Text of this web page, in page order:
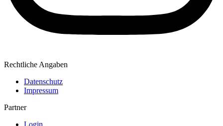
Rechtliche Angaben
Datenschutz
Impressum
Partner
Login